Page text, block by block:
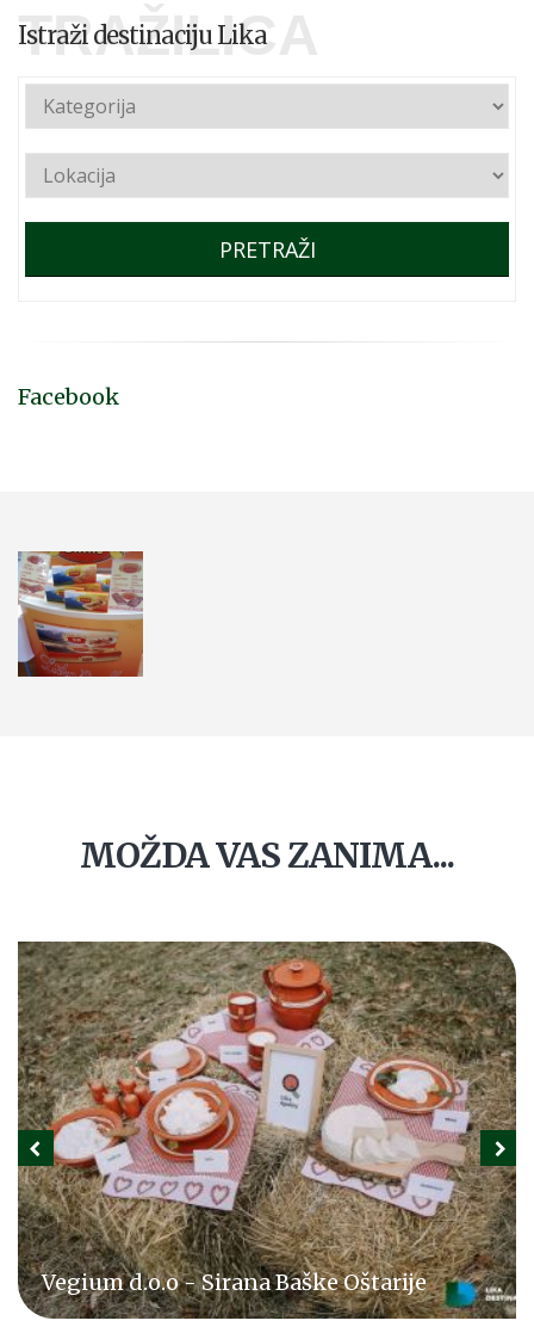
TRAŽILICA
Istraži destinaciju Lika
PRETRAŽI
Facebook
MOŽDA VAS ZANIMA...
Vegium d.o.o - Sirana Baške Oštarije